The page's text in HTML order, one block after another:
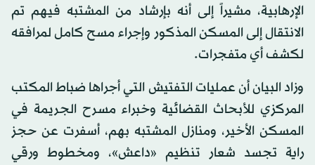
الإرهابية، مشيراً إلى أنه بإرشاد من المشتبه فيهم تم
الانتقال إلى المسكن المذكور وإجراء مسح كامل لمرافقه
لكشف أي متفجرات.
وزاد البيان أن عمليات التفتيش التي أجراها ضباط المكتب
المركزي للأبحاث القضائية وخبراء مسرح الجريمة في
المسكن الأخير، ومنازل المشتبه بهم، أسفرت عن حجز
راية تجسد شعار تنظيم «داعش»، ومخطوط ورقي